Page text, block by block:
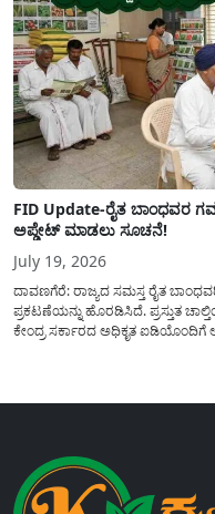
FID Update-ರೈತ ಬಾಂಧವರ
ಅಪ್ಡೇಟ್ ಮಾಡಲು ಸೂಚನೆ!
July 19, 2026
ದಾವಣಗೆರೆ: ರಾಜ್ಯದ ಸಮಸ್ತ ರೈತ
ಪ್ರಕಟಣೆಯನ್ನು ಹೊರಡಿಸಿದೆ. ಪ್ರಸ್ತುತ
ಕೇಂದ್ರ ಸರ್ಕಾರದ ಅಧಿಕೃತ ಐಡಿಯೊಂದಿಗೆ